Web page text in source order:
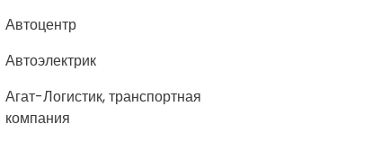
Автоцентр
Автоэлектрик
Агат-Логистик, транспортная
компания